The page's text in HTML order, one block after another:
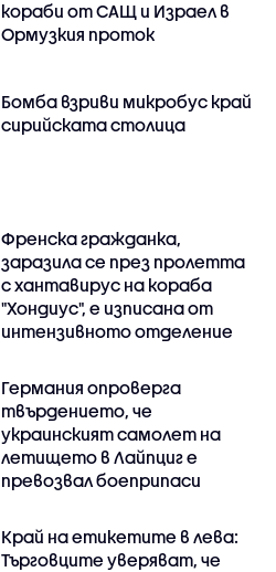
кораби от САЩ и Израел в
Ормузкия проток
Бомба взриви микробус край
сирийската столица
Френска гражданка,
заразила се през пролетта
с хантавирус на кораба
"Хондиус", е изписана от
интензивното отделение
Германия опроверга
твърдението, че
украинският самолет на
летището в Лайпциг е
превозвал боеприпаси
Край на етикетите в лева:
Търговците уверяват, че